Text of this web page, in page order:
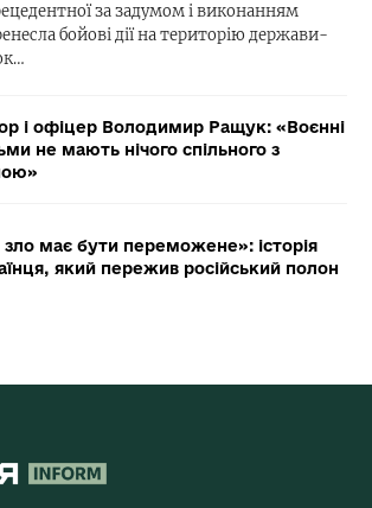
за задумом і виконанням
бойові дії на територію держави-
і офіцер Володимир Ращук: «Воєнні
не мають нічого спільного з
має бути переможене»: історія
який пережив російський полон